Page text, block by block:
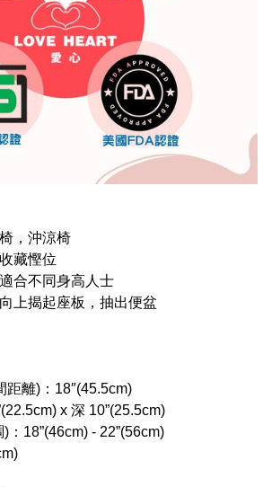
，沖涼椅
藏慳位
合不同身高人士
上揭起座板，抽出便盆
距離)：18″(45.5cm)
x 深 10”(25.5cm)
：18”(46cm) - 22”(56cm)